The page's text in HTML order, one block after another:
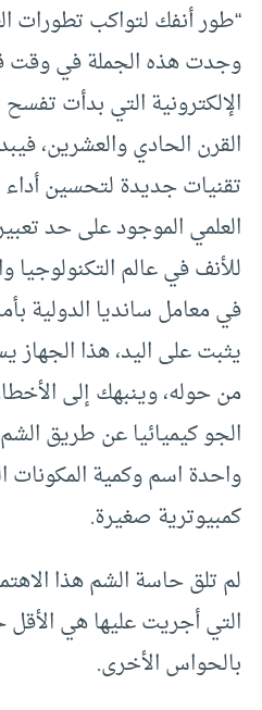
“طور أنفك لتواكب تطورات
وجدت هذه الجملة في وقت
الإلكترونية التي بدأت
القرن الحادي والعشرين،
تقنيات جديدة لتحسين أداء
العلمي الموجود على حد
للأنف في عالم
في معامل سانديا الدولية
يثبت على اليد، هذا الجهاز
من حوله، وينبهك إلى
الجو كيميائيا عن طريق
واحدة اسم وكمية
كمبيوترية صغيرة.
لم تلق حاسة الشم هذا
التي أجريت عليها هي الأقل
بالحواس الأخرى.